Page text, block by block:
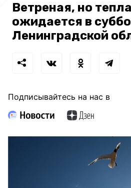
Ветреная, но
ожидается в
Ленинградской
Подписывайтесь на нас в